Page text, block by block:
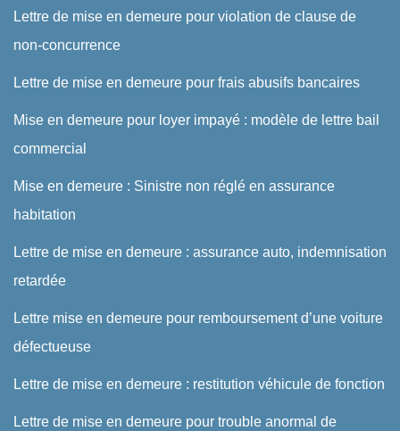
Lettre de mise en demeure pour violation de clause de
non-concurrence
Lettre de mise en demeure pour frais abusifs bancaires
Mise en demeure pour loyer impayé : modèle de lettre bail
commercial
Mise en demeure : Sinistre non réglé en assurance
habitation
Lettre de mise en demeure : assurance auto, indemnisation
retardée
Lettre mise en demeure pour remboursement d’une voiture
défectueuse
Lettre de mise en demeure : restitution véhicule de fonction
Lettre de mise en demeure pour trouble anormal de